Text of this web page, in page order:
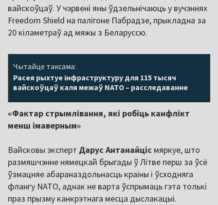
вайскоўцаў. У чэрвені яны ўдзельнічаюць у вучэннях
Freedom Shield на палігоне Пабрадзе, прыкладна за
20 кіламетраў ад мяжы з Беларуссю.
Чытайце таксама:
Расея рыхтуе інфраструктуру для 115 тысяч
вайскоўцаў каля межаў NATO – расследаванне
«Фактар стрымлівання, які робіць канфлікт
менш імаверным»
Вайсковы эксперт Дарус Антанайціс мяркуе, што
размяшчэнне нямецкай брыгады ў Літве перш за ўсё
ўзмацняе абараназдольнасць краіны і ўсходняга
флангу NATO, аднак не варта ўспрымаць гэта толькі
праз прызму канкрэтнага месца дыслакацыі.